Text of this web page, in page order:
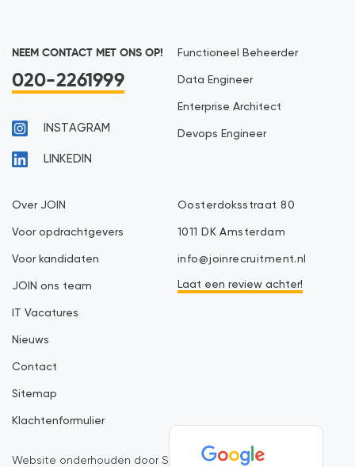
NEEM CONTACT MET ONS OP!
020-2261999
INSTAGRAM
LINKEDIN
Functioneel Beheerder
Data Engineer
Enterprise Architect
Devops Engineer
Over JOIN
Voor opdrachtgevers
Voor kandidaten
JOIN ons team
IT Vacatures
Nieuws
Contact
Sitemap
Klachtenformulier
Oosterdoksstraat 80
1011 DK Amsterdam
info@joinrecruitment.nl
Laat een review achter!
Website onderhouden door SiteMasters